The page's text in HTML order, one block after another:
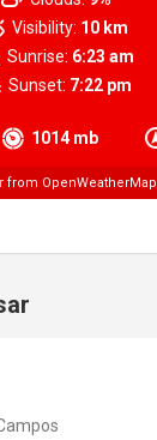
1014 mb
Visibility: 10 km
Sunrise: 6:23 am
Sunset: 7:22 pm
from OpenWeatherMap